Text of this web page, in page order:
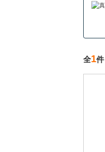
全1件